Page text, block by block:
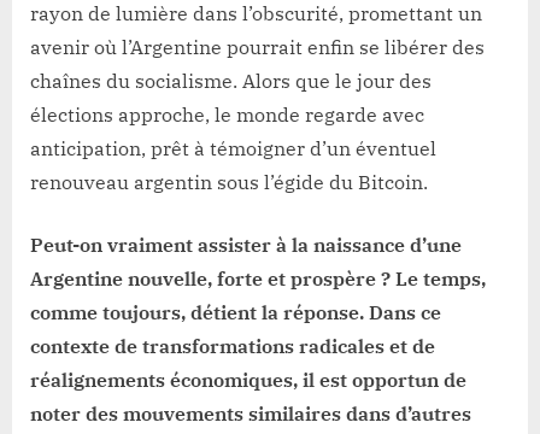
rayon de lumière dans l’obscurité, promettant un
avenir où l’Argentine pourrait enfin se libérer des
chaînes du socialisme. Alors que le jour des
élections approche, le monde regarde avec
anticipation, prêt à témoigner d’un éventuel
renouveau argentin sous l’égide du Bitcoin.
Peut-on vraiment assister à la naissance d’une
Argentine nouvelle, forte et prospère ? Le temps,
comme toujours, détient la réponse. Dans ce
contexte de transformations radicales et de
réalignements économiques, il est opportun de
noter des mouvements similaires dans d’autres